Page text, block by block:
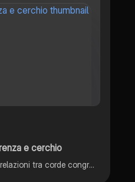
e cerchio
Un articolo che spiega le relazioni tra corde congruenti e circonferenze, con esempi e spiegazioni dettagliate.